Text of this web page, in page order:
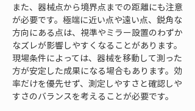
また、器械点から境界点までの距離にも注意
が必要です。極端に近い点や遠い点、鋭角な
方向にある点は、視準やミラー設置のわずか
なズレが影響しやすくなることがあります。
現場条件によっては、器械を移動して測った
方が安定した成果になる場合もあります。効
率だけを優先せず、測定しやすさと確認しや
すさのバランスを考えることが必要です。